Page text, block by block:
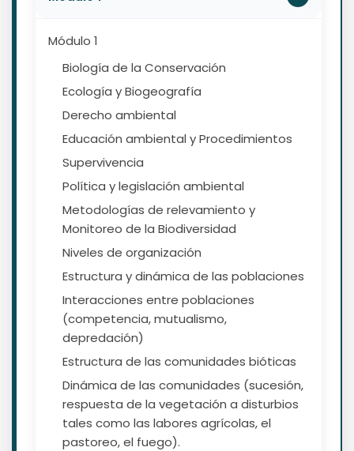
Módulo 1
Biología de la Conservación
Ecología y Biogeografía
Derecho ambiental
Educación ambiental y Procedimientos
Supervivencia
Política y legislación ambiental
Metodologías de relevamiento y
Monitoreo de la Biodiversidad
Niveles de organización
Estructura y dinámica de las poblaciones
Interacciones entre poblaciones
(competencia, mutualismo,
depredación)
Estructura de las comunidades bióticas
Dinámica de las comunidades (sucesión,
respuesta de la vegetación a disturbios
tales como las labores agrícolas, el
pastoreo, el fuego).